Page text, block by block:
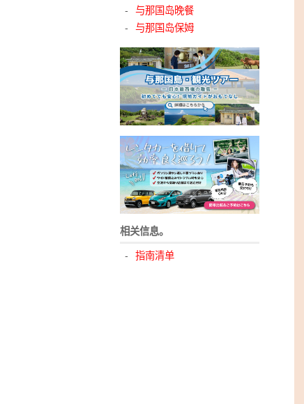
与那国岛晚餐
与那国岛保姆
相关信息。
指南清单